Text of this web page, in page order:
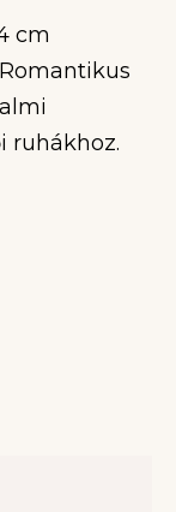
cm
ruhákhoz.